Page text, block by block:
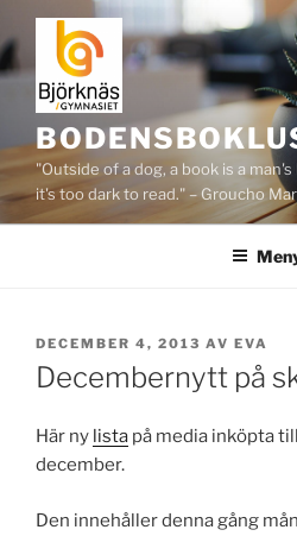
Hoppa
till
innehåll
"Outside of a dog, a book is a
it's too dark to read." – Groucho
PUBLICERAT
DECEMBER 4, 2013 AV EVA
Decembernytt på
Här ny lista på media inköpta
december.
Den innehåller denna gång